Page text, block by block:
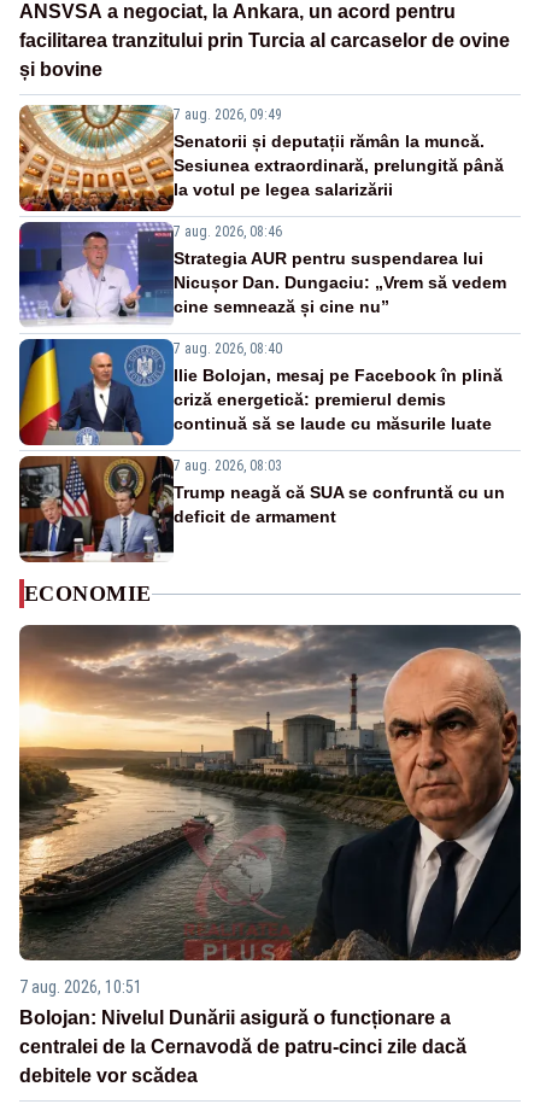
ANSVSA a negociat, la Ankara, un acord pentru
facilitarea tranzitului prin Turcia al carcaselor de ovine
și bovine
7 aug. 2026, 09:49
Senatorii și deputații rămân la muncă.
Sesiunea extraordinară, prelungită până
la votul pe legea salarizării
7 aug. 2026, 08:46
Strategia AUR pentru suspendarea lui
Nicușor Dan. Dungaciu: „Vrem să vedem
cine semnează și cine nu”
7 aug. 2026, 08:40
Ilie Bolojan, mesaj pe Facebook în plină
criză energetică: premierul demis
continuă să se laude cu măsurile luate
7 aug. 2026, 08:03
Trump neagă că SUA se confruntă cu un
deficit de armament
ECONOMIE
7 aug. 2026, 10:51
Bolojan: Nivelul Dunării asigură o funcționare a
centralei de la Cernavodă de patru-cinci zile dacă
debitele vor scădea